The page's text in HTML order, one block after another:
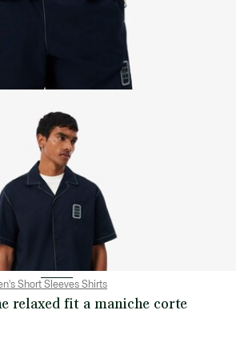
Short Sleeves Shirts
relaxed fit a maniche corte